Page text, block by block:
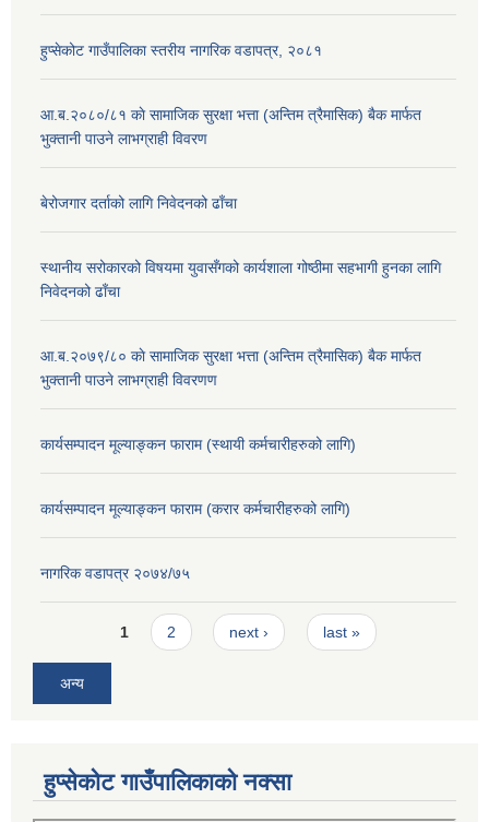
हुप्सेकोट गाउँपालिका स्तरीय नागरिक वडापत्र, २०८१
आ.ब.२०८०/८१ काे सामाजिक सुरक्षा भत्ता (अन्तिम त्रैमासिक) बैक मार्फत
भुक्तानी पाउने लाभग्राही विवरण
बेरोजगार दर्ताको लागि निवेदनको ढाँचा
स्थानीय सरोकारको विषयमा युवासँगको कार्यशाला गोष्ठीमा सहभागी हुनका लागि
निवेदनको ढाँचा
आ.ब.२०७९/८० काे सामाजिक सुरक्षा भत्ता (अन्तिम त्रैमासिक) बैक मार्फत
भुक्तानी पाउने लाभग्राही विवरणण
कार्यसम्पादन मूल्याङ्कन फाराम (स्थायी कर्मचारीहरुको लागि)
कार्यसम्पादन मूल्याङ्कन फाराम (करार कर्मचारीहरुको लागि)
नागरिक वडापत्र २०७४/७५
Pages1 2 next › last »
अन्य
हुप्सेकोट गाउँपालिकाको नक्सा